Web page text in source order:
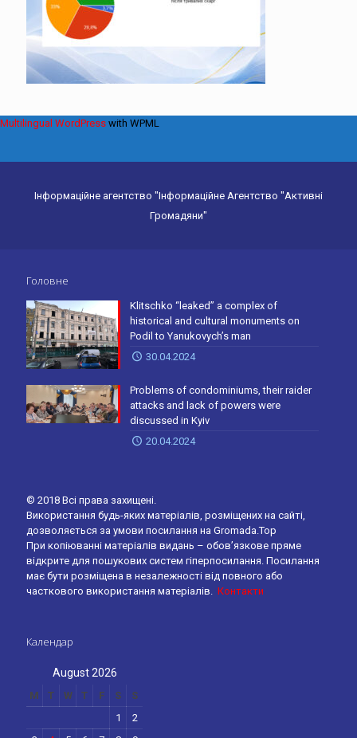
Інформаційне агентство "Інформаційне Агентство "Активні
Громадяни"
Головне
Klitschko “leaked” a complex of
historical and cultural monuments on
Podil to Yanukovych’s man
30.04.2024
Problems of condominiums, their raider
attacks and lack of powers were
discussed in Kyiv
20.04.2024
© 2018 Всі права захищені.
Використання будь-яких матеріалів, розміщених на сайті,
дозволяється за умови посилання на Gromada.Top
При копіюванні матеріалів видань – обов’язкове пряме
відкрите для пошукових систем гіперпосилання. Посилання
має бути розміщена в незалежності від повного або
часткового використання матеріалів. Контакти
Календар
August 2026
M T W T F S
S
1
2
Multilingual WordPress with WPML